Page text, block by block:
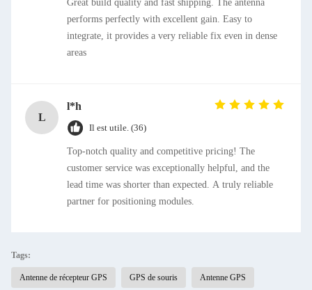
Great build quality and fast shipping. The antenna
performs perfectly with excellent gain. Easy to
integrate, it provides a very reliable fix even in dense
areas
L
l*h
Il est utile. (36)
Top-notch quality and competitive pricing! The
customer service was exceptionally helpful, and the
lead time was shorter than expected. A truly reliable
partner for positioning modules.
Tags:
Antenne de récepteur GPS GPS de souris Antenne GPS